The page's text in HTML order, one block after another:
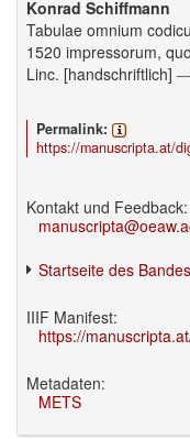
Konrad Schiffmann
Tabulae omnium
1520 impressorum,
Linc. [handschriftlich] —
Permalink:
https://manuscripta.at/
Kontakt und Feedback:
Startseite des Bandes
IIIF Manifest:
https://
Metadaten:
METS